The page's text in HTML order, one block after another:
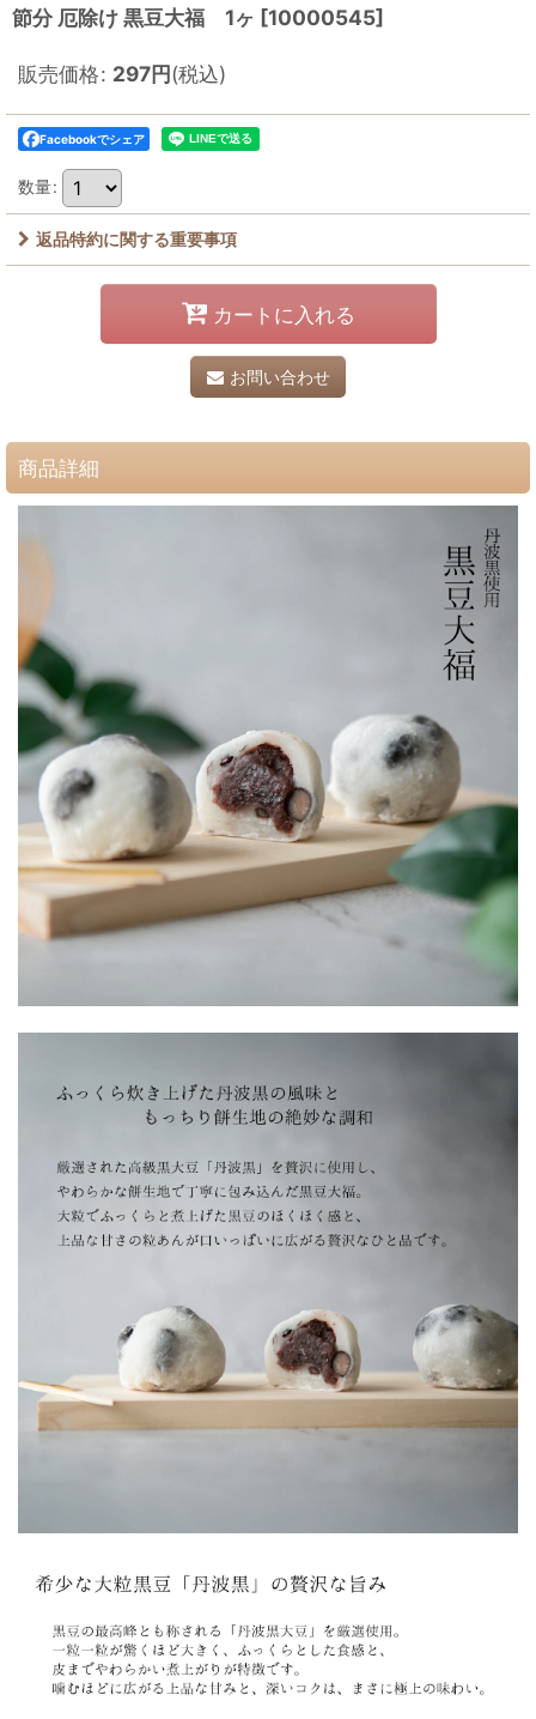
節分 厄除け 黒豆大福 1ヶ [10000545]
販売価格: 297円(税込)
Facebookでシェア
数量:
返品特約に関する重要事項
カートに入れる
お問い合わせ
商品詳細